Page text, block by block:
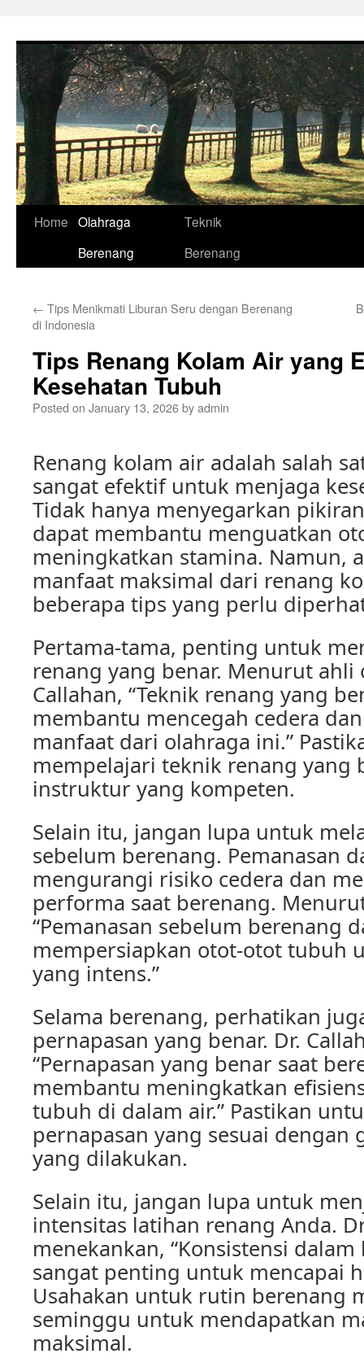
Home Olahraga
Berenang
Teknik
Berenang
← Tips Menikmati Liburan Seru dengan Berenang
di Indonesia
Tips Renang Kolam Air yang
Kesehatan Tubuh
Posted on January 13, 2026byadmin
Renang kolam air adalah salah
sangat efektif untuk menjaga
Tidak hanya menyegarkan
dapat membantu menguatkan
meningkatkan stamina. Namun,
manfaat maksimal dari renang
beberapa tips yang perlu
Pertama-tama, penting untuk
renang yang benar. Menurut ahli
Callahan, “Teknik renang yang
membantu mencegah cedera
manfaat dari olahraga ini.”
mempelajari teknik renang yang
instruktur yang kompeten.
Selain itu, jangan lupa untuk
sebelum berenang. Pemanasan
mengurangi risiko cedera dan
performa saat berenang.
“Pemanasan sebelum berenang
mempersiapkan otot-otot tubuh
yang intens.”
Selama berenang, perhatikan
pernapasan yang benar. Dr.
“Pernapasan yang benar saat
membantu meningkatkan
tubuh di dalam air.” Pastikan
pernapasan yang sesuai dengan
yang dilakukan.
Selain itu, jangan lupa untuk
intensitas latihan renang Anda.
menekankan, “Konsistensi
sangat penting untuk mencapai
Usahakan untuk rutin berenang
seminggu untuk mendapatkan
maksimal.